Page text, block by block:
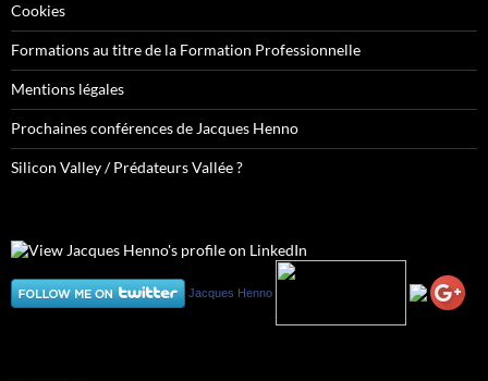
Cookies
Formations au titre de la Formation Professionnelle
Mentions légales
Prochaines conférences de Jacques Henno
Silicon Valley / Prédateurs Vallée ?
Jacques Henno